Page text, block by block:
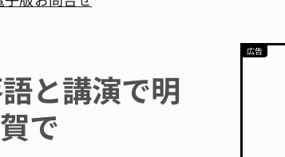
と講演で明
で